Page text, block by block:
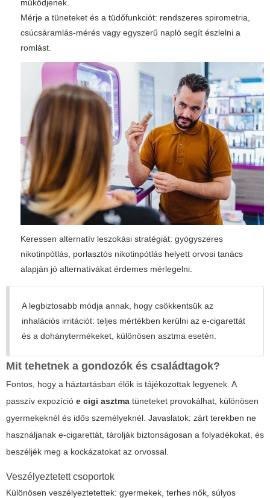
működjenek.
Mérje a tüneteket és a tüdőfunkciót: rendszeres spirometria,
csúcsáramlás-mérés vagy egyszerű napló segít észlelni a
romlást.
Keressen alternatív leszokási stratégiát: gyógyszeres
nikotinpótlás, porlasztós nikotinpótlás helyett orvosi tanács
alapján jó alternatívákat érdemes mérlegelni.
A legbiztosabb módja annak, hogy csökkentsük az
inhalációs irritációt: teljes mértékben kerülni az e-cigarettát
és a dohánytermékeket, különösen asztma esetén.
Mit tehetnek a gondozók és családtagok?
Fontos, hogy a háztartásban élők is tájékozottak legyenek. A
passzív expozíció e cigi asztma tüneteket provokálhat, különösen
gyermekeknél és idős személyeknél. Javaslatok: zárt terekben ne
használjanak e-cigarettát, tárolják biztonságosan a folyadékokat, és
beszéljék meg a kockázatokat az orvossal.
Veszélyeztetett csoportok
Különösen veszélyeztetettek: gyermekek, terhes nők, súlyos